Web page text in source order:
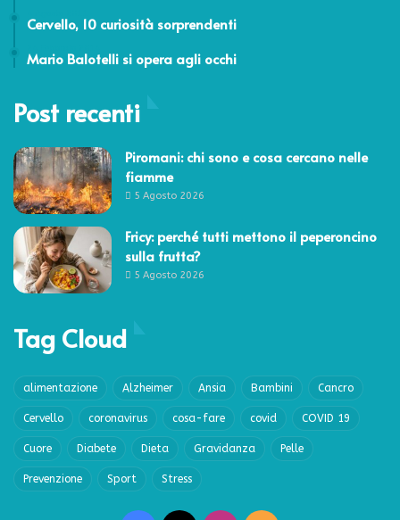
Cervello, 10 curiosità sorprendenti
Mario Balotelli si opera agli occhi
Post recenti
Piromani: chi sono e cosa cercano nelle
fiamme
5 Agosto 2026
Fricy: perché tutti mettono il peperoncino
sulla frutta?
5 Agosto 2026
Tag Cloud
alimentazione Alzheimer Ansia Bambini Cancro
Cervello coronavirus cosa-fare covid COVID 19
Cuore Diabete Dieta Gravidanza Pelle
Prevenzione Sport Stress